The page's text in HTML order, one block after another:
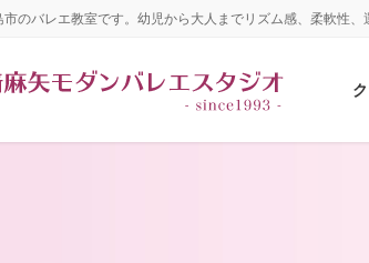
市のバレエ教室です。幼児から大人までリズム感、柔軟性